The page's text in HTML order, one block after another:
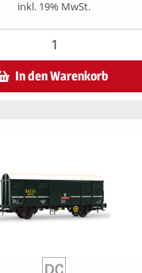
inkl. 19% MwSt.
In den Warenkorb